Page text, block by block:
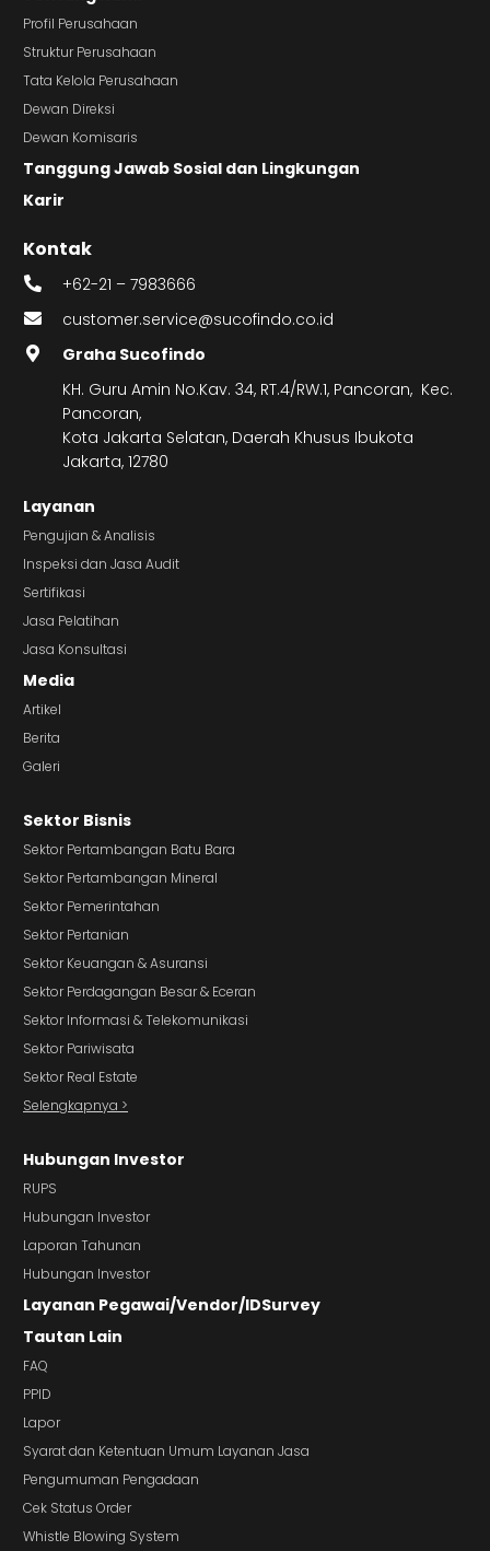
Profil Perusahaan
Struktur Perusahaan
Tata Kelola Perusahaan
Dewan Direksi
Dewan Komisaris
Tanggung Jawab Sosial dan Lingkungan
Karir
Kontak
+62-21 – 7983666
customer.service@sucofindo.co.id
Graha Sucofindo
KH. Guru Amin No.Kav. 34, RT.4/RW.1, Pancoran, Kec.
Pancoran,
Kota Jakarta Selatan, Daerah Khusus Ibukota
Jakarta, 12780
Layanan
Pengujian & Analisis
Inspeksi dan Jasa Audit
Sertifikasi
Jasa Pelatihan
Jasa Konsultasi
Media
Artikel
Berita
Galeri
Sektor Bisnis
Sektor Pertambangan Batu Bara
Sektor Pertambangan Mineral
Sektor Pemerintahan
Sektor Pertanian
Sektor Keuangan & Asuransi
Sektor Perdagangan Besar & Eceran
Sektor Informasi & Telekomunikasi
Sektor Pariwisata
Sektor Real Estate
Selengkapnya >
Hubungan Investor
RUPS
Hubungan Investor
Laporan Tahunan
Hubungan Investor
Layanan Pegawai/Vendor/IDSurvey
Tautan Lain
FAQ
PPID
Lapor
Syarat dan Ketentuan Umum Layanan Jasa
Pengumuman Pengadaan
Cek Status Order
Whistle Blowing System